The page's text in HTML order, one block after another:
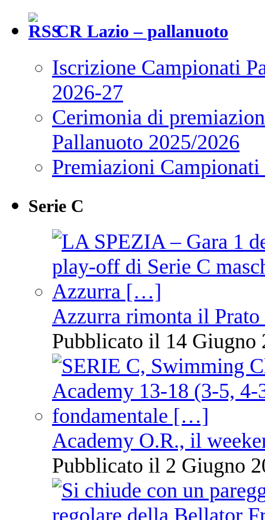
CR Lazio – pallanuoto
Iscrizione Campionati
2026-27
Cerimonia di
Pallanuoto 2025/2026
Premiazioni
Serie C
Azzurra rimonta il Prato
Pubblicato il 14 Giugno
Academy O.R., il
Pubblicato il 2 Giugno